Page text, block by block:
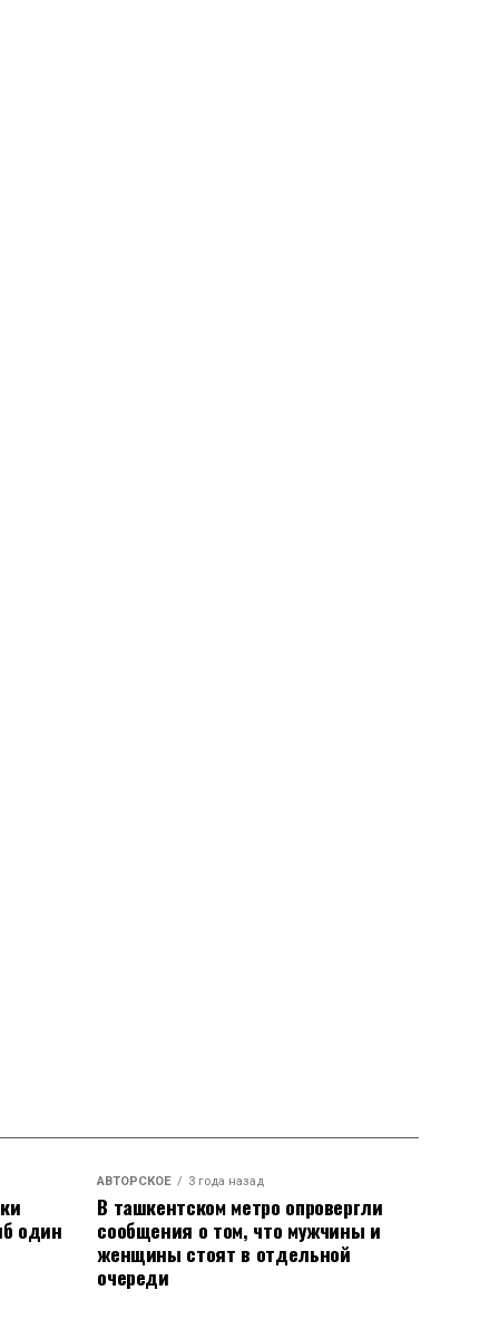
один
АВТОРСКОЕ 3 года назад
В ташкентском метро опровергли
сообщения о том, что мужчины и
женщины стоят в отдельной
очереди